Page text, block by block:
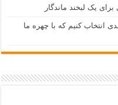
یک لبخند ماندگار
انتخاب کنیم که با چهره ما